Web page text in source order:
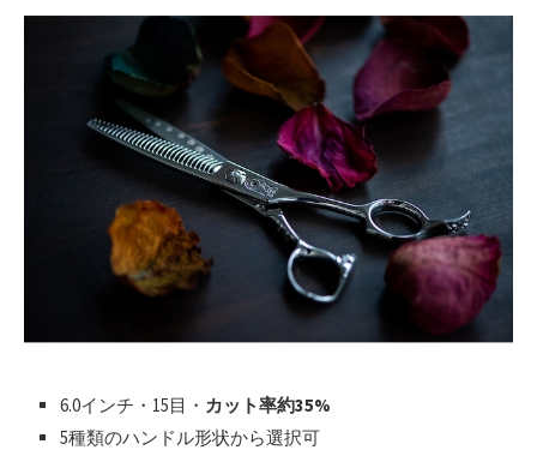
6.0インチ・15目・ カット率約35%
5種類のハンドル形状から選択可